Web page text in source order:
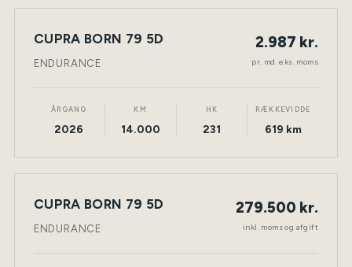
LEASING NY BIL TØNDER
CUPRA BORN 79 5D
ENDURANCE
2.987 kr.
pr. md. eks. moms
ÅRGANG
2026
KM
14.000
HK
231
RÆKKEVIDDE
619 km
NY BIL ELEKTRISK TØNDER
CUPRA BORN 79 5D
ENDURANCE
279.500 kr.
inkl. moms og afgift